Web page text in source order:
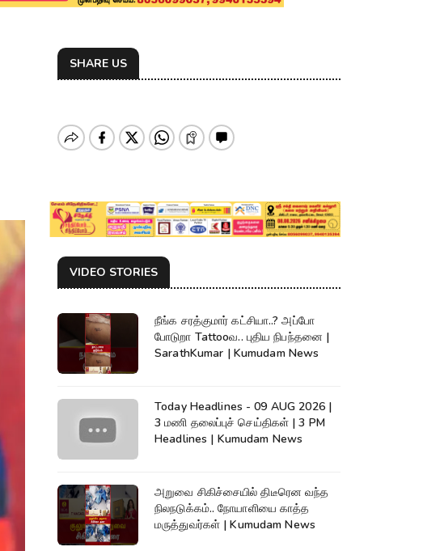
SHARE US
VIDEO STORIES
நீங்க சரத்குமார் கட்சியா..? அப்போ
போடுறா Tattooவ.. புதிய நிபந்தனை |
SarathKumar | Kumudam News
Today Headlines - 09 AUG 2026 |
3 மணி தலைப்புச் செய்திகள் | 3 PM
Headlines | Kumudam News
அறுவை சிகிச்சையில் திடீரென வந்த
நிலநடுக்கம்.. நோயாளியை காத்த
மருத்துவர்கள் | Kumudam News